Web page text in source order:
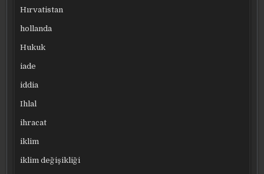
Hırvatistan
hollanda
Hukuk
iade
iddia
Ihlal
ihracat
iklim
iklim değişikliği